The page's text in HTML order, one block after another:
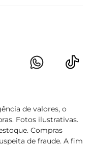
de valores, o
Fotos ilustrativas.
Compras
de fraude. A fim